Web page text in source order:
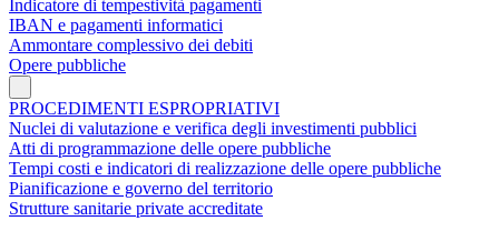
Indicatore di tempestività pagamenti
IBAN e pagamenti informatici
Ammontare complessivo dei debiti
Opere pubbliche
PROCEDIMENTI ESPROPRIATIVI
Nuclei di valutazione e verifica degli investimenti pubblici
Atti di programmazione delle opere pubbliche
Tempi costi e indicatori di realizzazione delle opere pubbliche
Pianificazione e governo del territorio
Strutture sanitarie private accreditate